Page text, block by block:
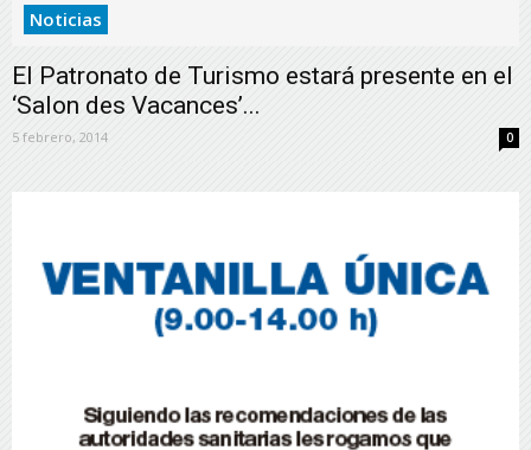
Noticias
El Patronato de Turismo estará presente en el
‘Salon des Vacances’...
5 febrero, 2014 0